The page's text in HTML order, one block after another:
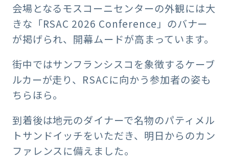
会場となるモスコーニセンターの外観には大
きな「RSAC 2026 Conference」のバナー
が掲げられ、開幕ムードが高まっています。
街中ではサンフランシスコを象徴するケーブ
ルカーが走り、RSACに向かう参加者の姿も
ちらほら。
到着後は地元のダイナーで名物のパティメル
トサンドイッチをいただき、明日からのカン
ファレンスに備えました。